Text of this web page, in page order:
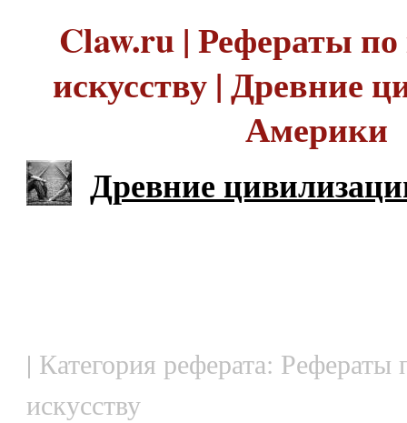
Claw.ru | Рефераты по
искусству | Древние
Америки
Древние
| Категория реферата: Рефераты
искусству